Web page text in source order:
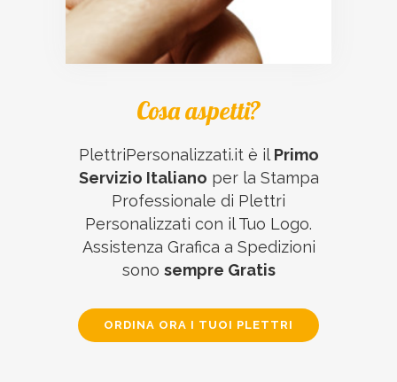
Cosa aspetti?
PlettriPersonalizzati.it è il Primo
Servizio Italiano per la Stampa
Professionale di Plettri
Personalizzati con il Tuo Logo.
Assistenza Grafica a Spedizioni
sono sempre Gratis
ORDINA ORA I TUOI PLETTRI